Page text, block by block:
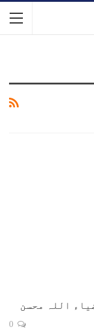
اللہ محسن